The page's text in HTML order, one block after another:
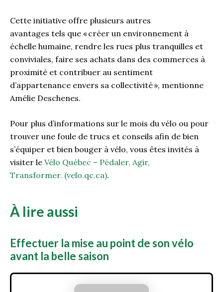
Cette initiative offre plusieurs autres
avantages tels que «créer un environnement à
échelle humaine, rendre les rues plus tranquilles et
conviviales, faire ses achats dans des commerces à
proximité et contribuer au sentiment
d’appartenance envers sa collectivité », mentionne
Amélie Deschenes.
Pour plus d’informations sur le mois du vélo ou pour
trouver une foule de trucs et conseils afin de bien
s’équiper et bien bouger à vélo, vous êtes invités à
visiter le Vélo Québec – Pédaler, Agir,
Transformer. (velo.qc.ca).
À lire aussi
Effectuer la mise au point de son vélo
avant la belle saison